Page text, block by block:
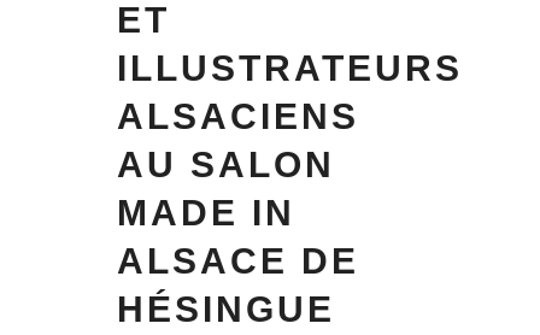
ET
ILLUSTRATEURS
ALSACIENS
AU SALON
MADE IN
ALSACE DE
HÉSINGUE